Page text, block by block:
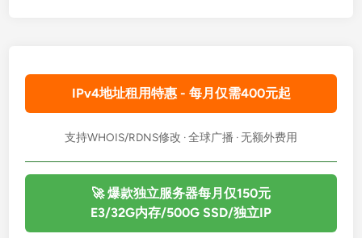
IPv4地址租用特惠 - 每月仅需400元起
支持WHOIS/RDNS修改 · 全球广播 · 无额外费用
🚀 爆款独立服务器每月仅150元
E3/32G内存/500G SSD/独立IP